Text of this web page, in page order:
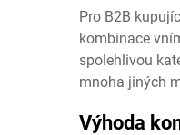
Pro B2B
kombinace
spolehlivou
mnoha jiných
Výhoda